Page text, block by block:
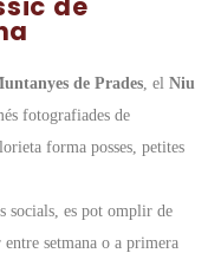
de
de Prades, el Niu
fotografiades de
forma posses, petites
socials, es pot omplir de
entre setmana o a primera